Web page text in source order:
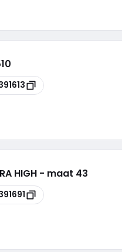
HIGH - maat 43